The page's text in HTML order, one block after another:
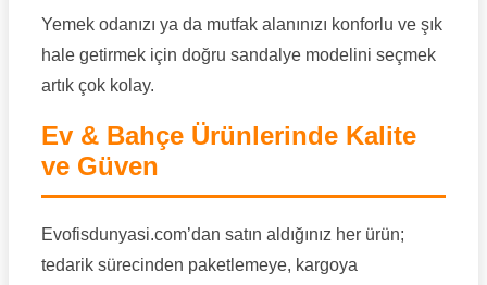
Yemek odanızı ya da mutfak alanınızı konforlu ve şık
hale getirmek için doğru sandalye modelini seçmek
artık çok kolay.
Ev & Bahçe Ürünlerinde Kalite
ve Güven
Evofisdunyasi.com’dan satın aldığınız her ürün;
tedarik sürecinden paketlemeye, kargoya